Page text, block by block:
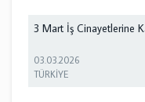
3 Mart İş Cinayetlerine
03.03.2026
TÜRKİYE